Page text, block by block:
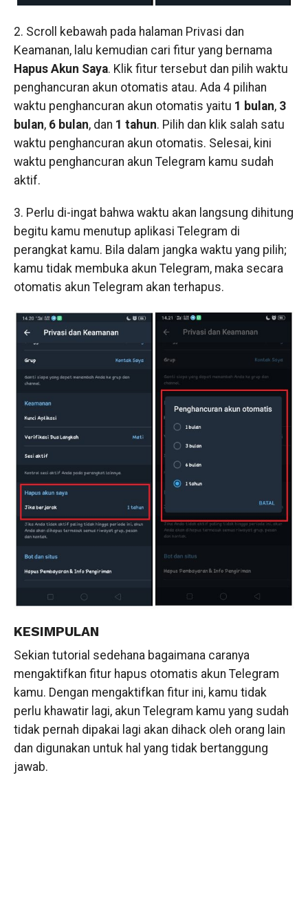
2. Scroll kebawah pada halaman Privasi dan
Keamanan, lalu kemudian cari fitur yang bernama
Hapus Akun Saya. Klik fitur tersebut dan pilih waktu
penghancuran akun otomatis atau. Ada 4 pilihan
waktu penghancuran akun otomatis yaitu 1 bulan, 3
bulan, 6 bulan, dan 1 tahun. Pilih dan klik salah satu
waktu penghancuran akun otomatis. Selesai, kini
waktu penghancuran akun Telegram kamu sudah
aktif.
3. Perlu di-ingat bahwa waktu akan langsung dihitung
begitu kamu menutup aplikasi Telegram di
perangkat kamu. Bila dalam jangka waktu yang pilih;
kamu tidak membuka akun Telegram, maka secara
otomatis akun Telegram akan terhapus.
KESIMPULAN
Sekian tutorial sedehana bagaimana caranya
mengaktifkan fitur hapus otomatis akun Telegram
kamu. Dengan mengaktifkan fitur ini, kamu tidak
perlu khawatir lagi, akun Telegram kamu yang sudah
tidak pernah dipakai lagi akan dihack oleh orang lain
dan digunakan untuk hal yang tidak bertanggung
jawab.